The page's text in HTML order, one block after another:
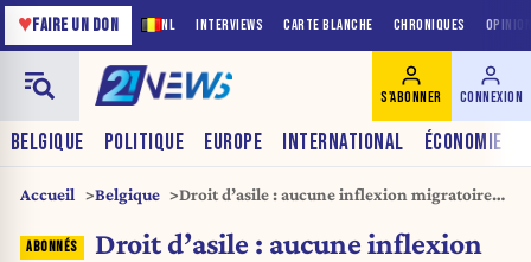
NL INTERVIEWS CARTE BLANCHE CHRONIQUES
♥FAIRE UN DON
BELGIQUE POLITIQUE EUROPE INTERNATIONAL ÉCONOMIE
S'ABONNER CONNEXION
Accueil Belgique
Droit d’asile : aucune inflexion migratoire
Droit d’asile : aucune inflexion